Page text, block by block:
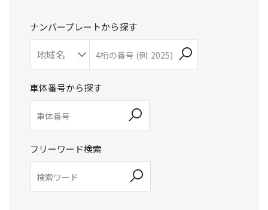
ナンバープレートから探す
車体番号から探す
フリーワード検索